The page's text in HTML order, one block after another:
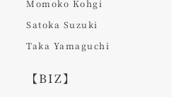
Momoko Kohgi
Satoka Suzuki
Taka Yamaguchi
【BIZ】